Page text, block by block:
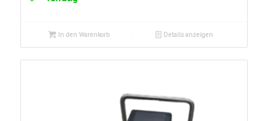
In den Warenkorb Details anzeigen